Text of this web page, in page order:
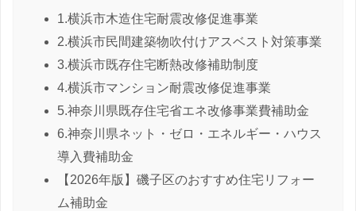
1.横浜市木造住宅耐震改修促進事業
2.横浜市民間建築物吹付けアスベスト対策事業
3.横浜市既存住宅断熱改修補助制度
4.横浜市マンション耐震改修促進事業
5.神奈川県既存住宅省エネ改修事業費補助金
6.神奈川県ネット・ゼロ・エネルギー・ハウス
導入費補助金
【2026年版】磯子区のおすすめ住宅リフォー
ム補助金